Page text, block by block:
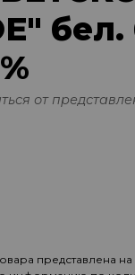
бел.
от
представлена